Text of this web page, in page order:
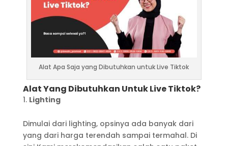
Alat Apa Saja yang Dibutuhkan untuk Live Tiktok
Alat Yang Dibutuhkan Untuk Live Tiktok?
Lighting
Dimulai dari lighting, opsinya ada banyak dari
yang dari harga terendah sampai termahal. Di